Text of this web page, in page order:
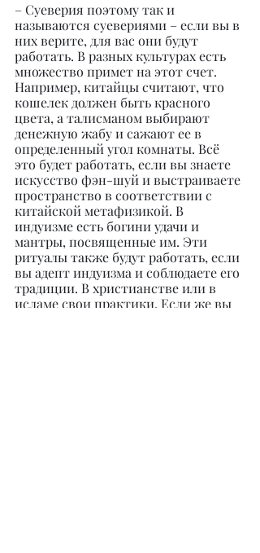
– Суеверия поэтому так и
называются суевериями – если вы в
них верите, для вас они будут
работать. В разных культурах есть
множество примет на этот счет.
Например, китайцы считают, что
кошелек должен быть красного
цвета, а талисманом выбирают
денежную жабу и сажают ее в
определенный угол комнаты. Всё
это будет работать, если вы знаете
искусство фэн-шуй и выстраиваете
пространство в соответствии с
китайской метафизикой. В
индуизме есть богини удачи и
мантры, посвященные им. Эти
ритуалы также будут работать, если
вы адепт индуизма и соблюдаете его
традиции. В христианстве или в
исламе свои практики. Если же вы